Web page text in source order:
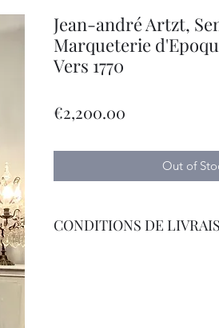
Jean-andré Artzt,
Marqueterie
Vers 1770
€2,200.00
Out of
CONDITIONS DE